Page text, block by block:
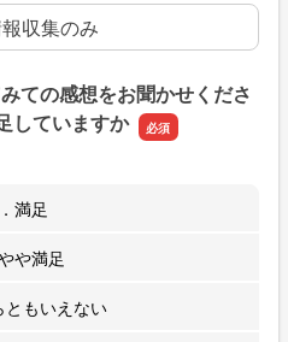
収集のみ
ての感想をお聞かせくださ
していますか
満足
や満足
ともいえない